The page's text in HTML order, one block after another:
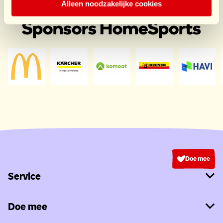
Alleen noodzakelijke cookies
Sponsors HomeSports
Doe mee
Service
Doe mee